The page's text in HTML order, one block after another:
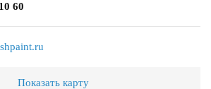
60
Показать карту